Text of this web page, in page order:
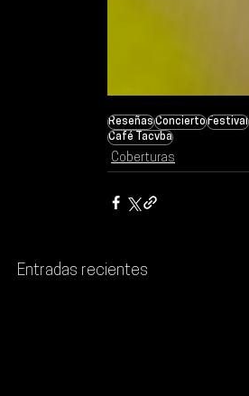
ReseñasConciertoFestival
Café Tacvba
Coberturas
Entradas recientes